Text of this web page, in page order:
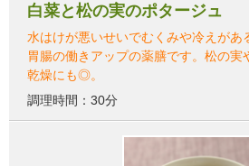
白菜と松の実のポタージュ
水はけが悪いせいでむくみや冷えがあ
胃腸の働きアップの薬膳です。松の実
乾燥にも◎。
調理時間：30分